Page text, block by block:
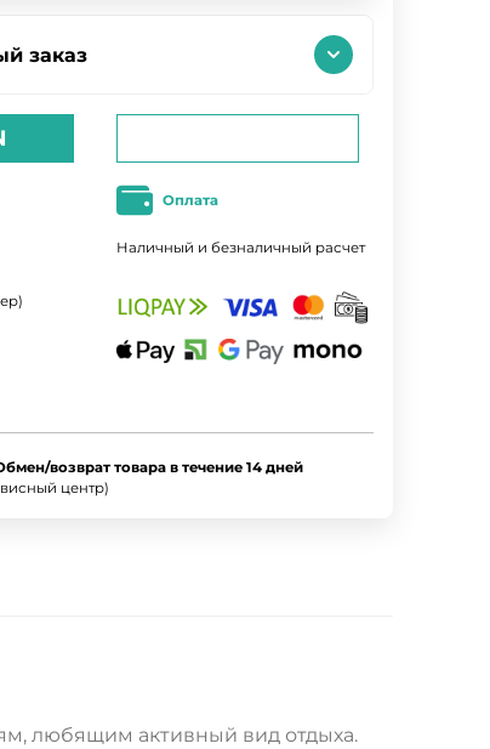
заказ
Оплата
Наличный и безналичный расчет
возврат товара в течение 14 дней
центр)
любящим активный вид отдыха.